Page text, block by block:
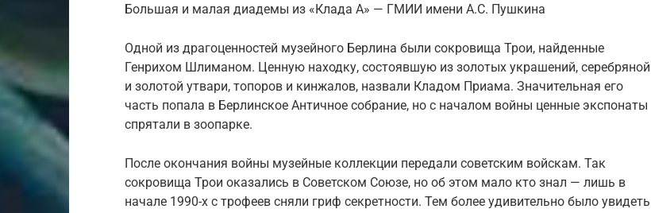
Большая и малая диадемы из «Клада А» — ГМИИ имени А.С. Пушкина
Одной из драгоценностей музейного Берлина были сокровища Трои, найденные
Генрихом Шлиманом. Ценную находку, состоявшую из золотых украшений, серебряной
и золотой утвари, топоров и кинжалов, назвали Кладом Приама. Значительная его
часть попала в Берлинское Античное собрание, но с началом войны ценные экспонаты
спрятали в зоопарке.
После окончания войны музейные коллекции передали советским войскам. Так
сокровища Трои оказались в Советском Союзе, но об этом мало кто знал — лишь в
начале 1990-х с трофеев сняли гриф секретности. Тем более удивительно было увидеть